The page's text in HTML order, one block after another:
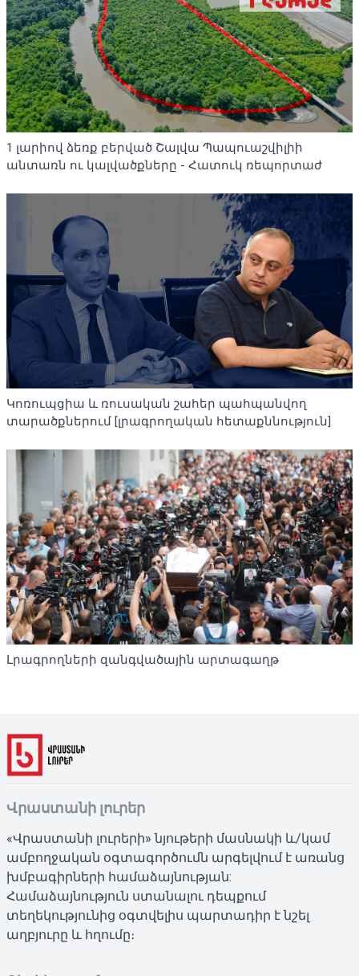
1 լարիով ձեռք բերված Շալվա Պապուաշվիլիի
անտառն ու կալվածքները - Հատուկ ռեպորտաժ
Կոռուպցիա և ռուսական շահեր պահպանվող
տարածքներում [լրագրողական հետաքննություն]
Լրագրողների զանգվածային արտագաղթ
Վրաստանի լուրեր
«Վրաստանի լուրերի» նյութերի մասնակի և/կամ
ամբողջական օգտագործումն արգելվում է առանց
խմբագիրների համաձայնության:
Համաձայնություն ստանալու դեպքում
տեղեկությունից օգտվելիս պարտադիր է նշել
աղբյուրը և հղումը։